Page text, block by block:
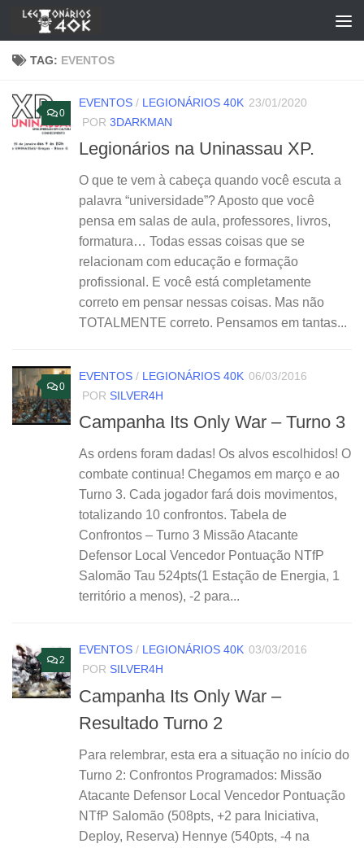
Skip to content
TAG: EVENTOS
0
EVENTOS / LEGIONÁRIOS 40K 23/01/2020
POR 3DARKMAN
Legionários na Uninassau XP.
O que te vem à cabeça quando você escuta a
palavra “universidade”? Aposto que você
pensa em salas de aula, professores, livros,
formatura… Todas essas coisas que se
relacionam com educação e formação
profissional. E você está completamente
correto em pensar nessas coisas. Mas não
TOTALMENTE correto. Pensamos em tantas...
0
EVENTOS / LEGIONÁRIOS 40K 06/03/2016
POR SILVER4H
Campanha Its Only War – Turno 3
As ordens foram dadas! Os alvos escolhidos! O
combate continua! Chegamos em março e ao
Turno 3. Cada jogador fará dois movimentos,
totalizando 10 confrontos. Tabela de
Confrontos – Turno 3 Missão Atacante
Defensor Local Vencedor Pontuação NTfP
Salomão Tau 524pts(1 Estação de Energia, 1
território a menos), -2 para...
2
EVENTOS / LEGIONÁRIOS 40K 03/03/2016
POR SILVER4H
Campanha Its Only War –
Resultado Turno 2
Para relembrar, esta era a situação no início do
Turno 2: Confrontos Programados: Missão
Atacante Defensor Local Vencedor Pontuação
NTfP Salomão (508pts, +2 para Iniciativa,
Deploy, Reserva) Hennye (540pts, -4 na